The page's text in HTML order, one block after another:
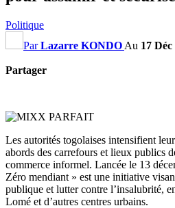
Politique
ParLazarre KONDO Au 17 Déc
Partager
Les autorités togolaises intensifient
abords des carrefours et lieux publics
commerce informel. Lancée le 13
Zéro mendiant » est une initiative
publique et lutter contre l’insalubrité,
Lomé et d’autres centres urbains.